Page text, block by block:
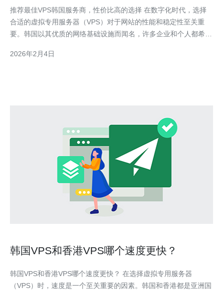
推荐最佳VPS韩国服务商，性价比高的选择 在数字化时代，选择
合适的虚拟专用服务器（VPS）对于网站的性能和稳定性至关重
要。韩国以其优质的网络基础设施而闻名，许多企业和个人都希望
国服务商，并提供详细的购买及使用指南。 1. 了解VPS的基本概
2026年2月4日
韩国VPS和香港VPS哪个速度更快？
韩国VPS和香港VPS哪个速度更快？ 在选择虚拟专用服务器
（VPS）时，速度是一个至关重要的因素。韩国和香港都是亚洲国